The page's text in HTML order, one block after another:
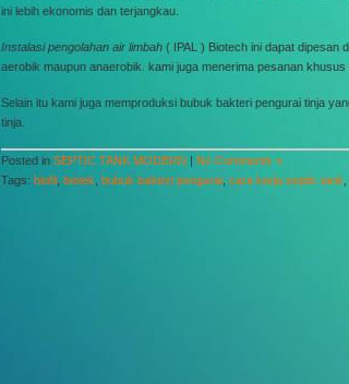
ini lebih ekonomis dan terjangkau.
Instalasi pengolahan air limbah ( IPAL ) Biotech ini dapat dipesan
aerobik maupun anaerobik. kami juga menerima pesanan
Selain itu kami juga memproduksi bubuk bakteri pengurai tinja
tinja.
Posted in SEPTIC TANK MODERN | No Comments »
Tags: biofil biotek bubuk bakteri pengurai cara kerja septic tank